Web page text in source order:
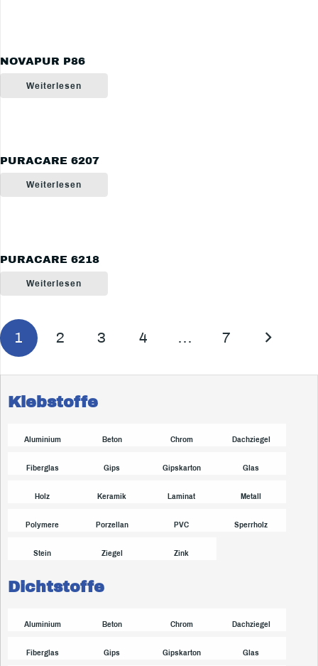
NOVAPUR P86
Weiterlesen
PURACARE 6207
Weiterlesen
PURACARE 6218
Weiterlesen
1 2 3 4 … 7
Klebstoffe
Aluminium Beton Chrom Dachziegel
Fiberglas Gips Gipskarton Glas
Holz Keramik Laminat Metall
Polymere Porzellan PVC Sperrholz
Stein Ziegel Zink
Dichtstoffe
Aluminium Beton Chrom Dachziegel
Fiberglas Gips Gipskarton Glas